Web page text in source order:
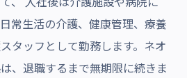
常生活の介護、健康管理、療養
タッフとして勤務します。ネオ
、退職するまで無期限に続きま